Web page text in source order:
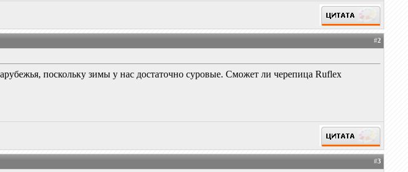
#2
поскольку зимы у нас достаточно суровые. Сможет ли черепица Ruflex
#3